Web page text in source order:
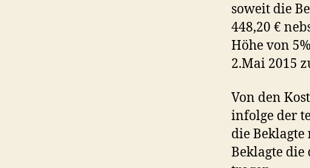
soweit die
448,20 €
Höhe von
2.Mai 2015
Von den
infolge der
die
Beklagte die